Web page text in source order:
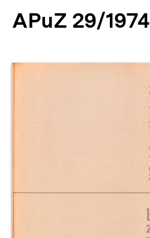
APuZ 29/1974
Produktvorschau